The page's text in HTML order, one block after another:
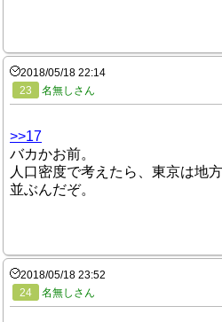
2018/05/18 22:14
23
名無しさん
>>17
バカかお前。
人口密度で考えたら、東京は地
並ぶんだぞ。
2018/05/18 23:52
24
名無しさん